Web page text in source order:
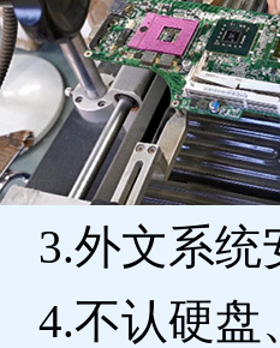
3.外文系统
4.不认硬盘